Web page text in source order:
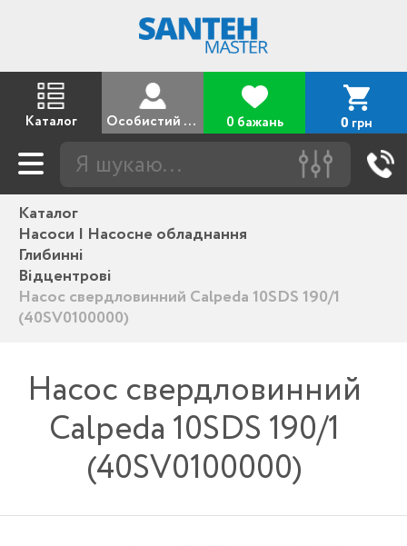
Каталог Особистий кабінет 0 бажань 0 грн
Каталог
Насоси | Насосне обладнання
Глибинні
Відцентрові
Насос свердловинний Calpeda 10SDS 190/1
(40SV0100000)
Насос свердловинний
Calpeda 10SDS 190/1
(40SV0100000)